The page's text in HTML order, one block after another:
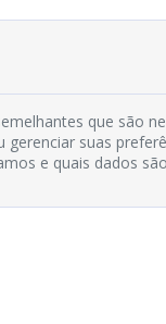
que são
suas
e quais dados